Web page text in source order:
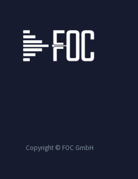
Copyright © FOC GmbH